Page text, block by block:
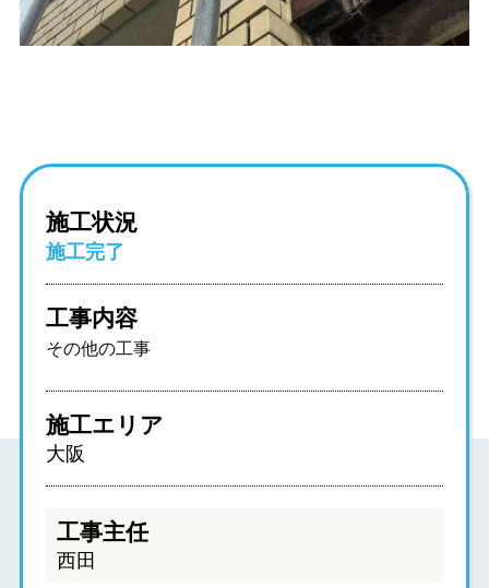
施工状況
施工完了
工事内容
その他の工事
施工エリア
大阪
工事主任
西田